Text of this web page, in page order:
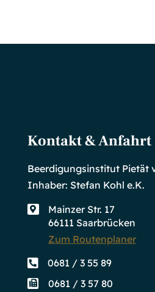
Kontakt & Anfahrt
Beerdigungsinstitut Pietät
Inhaber: Stefan Kohl e.K.

Mainzer Str. 17
66111 Saarbrücken
Zum Routenplaner
 0681 / 3 55 89
 0681 / 3 57 80